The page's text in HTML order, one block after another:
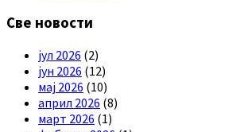
Све новости
јул 2026 (2)
јун 2026 (12)
мај 2026 (10)
април 2026 (8)
март 2026 (1)